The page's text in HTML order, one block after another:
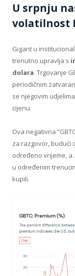
U srpnju
volatilnost
Gigant u
trenutno upravlja s
dolara. Trgovanje
periodičnim
se njegovim
cijenu.
Ova negativna
za razgovor, budući
određeno vrijeme, a
u određenim
kupili.